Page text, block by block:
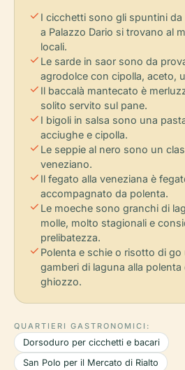
check I cicchetti sono gli spuntini da
a Palazzo Dario si trovano al
locali.
check Le sarde in saor sono da
agrodolce con cipolla, aceto,
check Il baccalà mantecato è
solito servito sul pane.
check I bigoli in salsa sono una
acciughe e cipolla.
check Le seppie al nero sono un
veneziano.
check Il fegato alla veneziana è
accompagnato da polenta.
check Le moeche sono granchi di
molle, molto stagionali e
prelibatezza.
check Polenta e schie o risotto di
gamberi di laguna alla
ghiozzo.
QUARTIERI GASTRONOMICI:
Dorsoduro per cicchetti e bacari
San Polo per il Mercato di Rialto